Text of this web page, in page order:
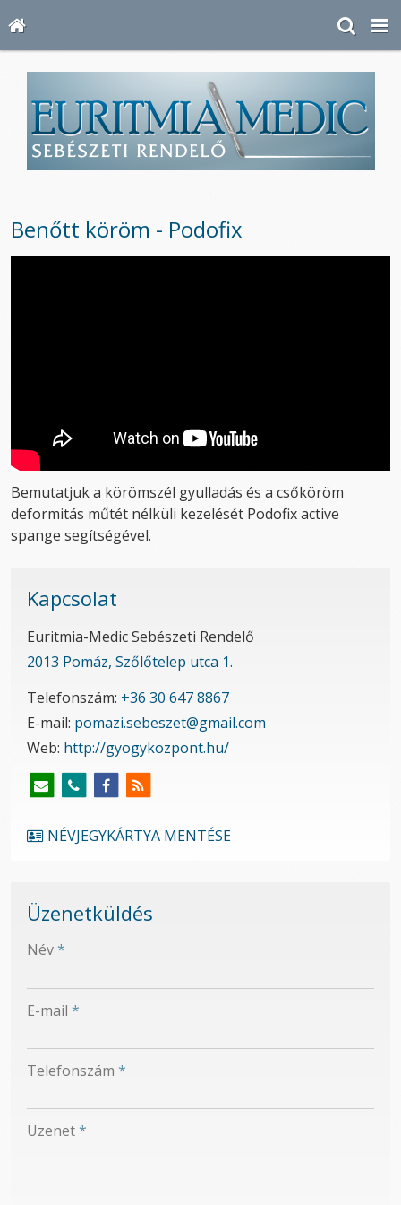
Benőtt köröm - Podofix
Bemutatjuk a körömszél gyulladás és a csőköröm
deformitás műtét nélküli kezelését Podofix active
spange segítségével.
Kapcsolat
Euritmia-Medic Sebészeti Rendelő
2013 Pomáz, Szőlőtelep utca 1.
Telefonszám: +36 30 647 8867
E-mail: pomazi.sebeszet@gmail.com
Web: http://gyogykozpont.hu/
NÉVJEGYKÁRTYA MENTÉSE
Üzenetküldés
-
Név*
E-mail *
Telefonszám *
Üzenet*